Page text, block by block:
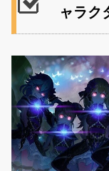
ャラク